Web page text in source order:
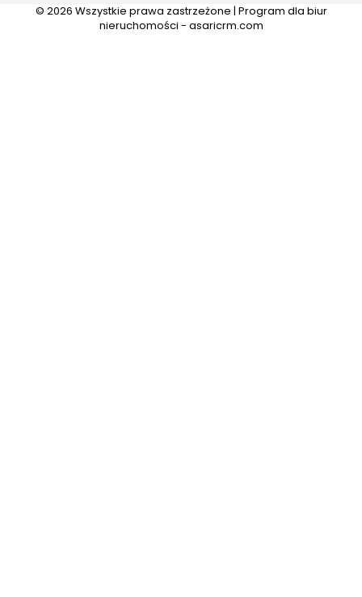
© 2026 Wszystkie prawa zastrzeżone | Program dla biur
nieruchomości - asaricrm.com